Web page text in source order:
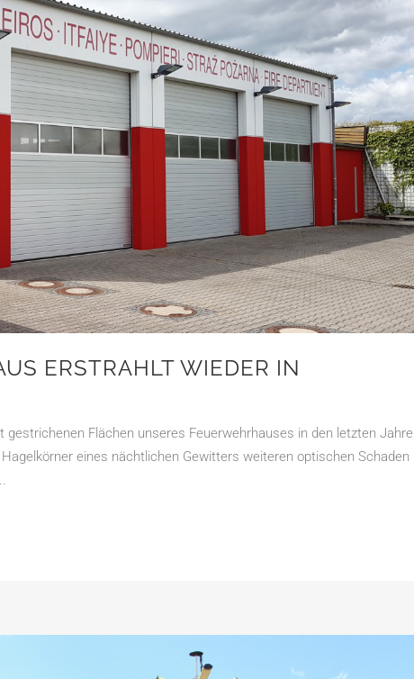
ERSTRAHLT WIEDER IN
gestrichenen Flächen unseres Feuerwehrhauses in den letzten
eines nächtlichen Gewitters weiteren optischen Schaden